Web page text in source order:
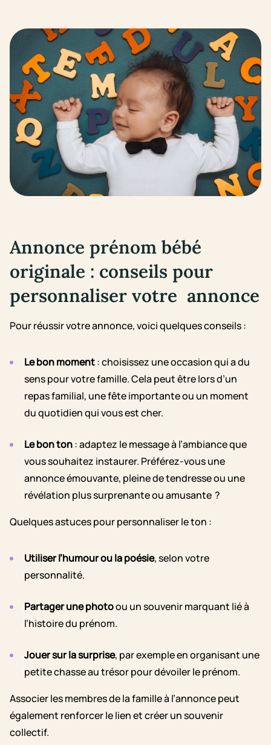
Annonce prénom bébé
originale : conseils pour
personnaliser votre annonce
Pour réussir votre annonce, voici quelques conseils :
Le bon moment: choisissez une occasion qui a du
sens pour votre famille. Cela peut être lors d’un
repas familial, une fête importante ou un moment
du quotidien qui vous est cher.
Le bon ton: adaptez le message à l’ambiance que
vous souhaitez instaurer. Préférez-vous une
annonce émouvante, pleine de tendresse ou une
révélation plus surprenante ou amusante ?
Quelques astuces pour personnaliser le ton :
Utiliser l’humour ou la poésie, selon votre
personnalité.
Partager une photoou un souvenir marquant lié à
l’histoire du prénom.
Jouer sur la surprise, par exemple en organisant une
petite chasse au trésor pour dévoiler le prénom.
Associer les membres de la famille à l’annonce peut
également renforcer le lien et créer un souvenir
collectif.